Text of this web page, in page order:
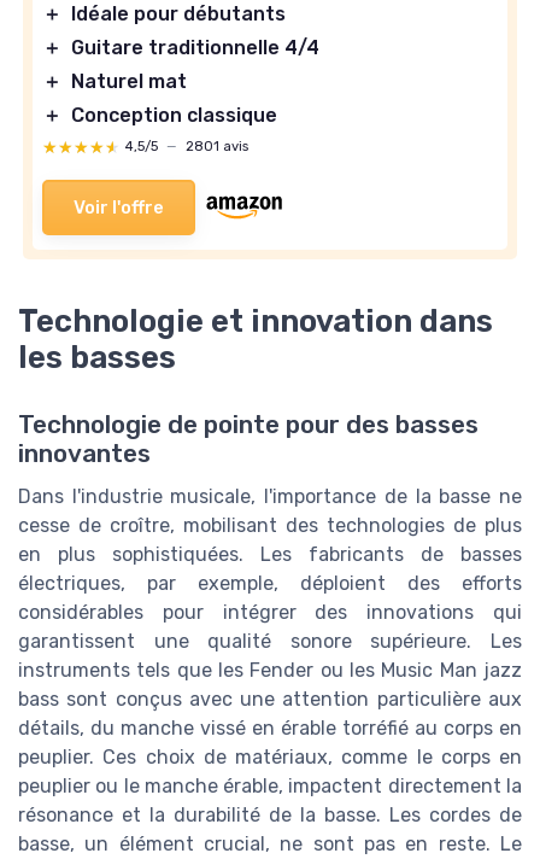
＋
Idéale pour débutants
＋
Guitare traditionnelle 4/4
＋
Naturel mat
＋
Conception classique
★★★★★
★★★★★ 4,5/5 — 2801 avis
Voir l'offre
Technologie et innovation dans
les basses
Technologie de pointe pour des basses
innovantes
Dans l'industrie musicale, l'importance de la basse ne
cesse de croître, mobilisant des technologies de plus
en plus sophistiquées. Les fabricants de basses
électriques, par exemple, déploient des efforts
considérables pour intégrer des innovations qui
garantissent une qualité sonore supérieure. Les
instruments tels que les Fender ou les Music Man jazz
bass sont conçus avec une attention particulière aux
détails, du manche vissé en érable torréfié au corps en
peuplier. Ces choix de matériaux, comme le corps en
peuplier ou le manche érable, impactent directement la
résonance et la durabilité de la basse. Les cordes de
basse, un élément crucial, ne sont pas en reste. Le